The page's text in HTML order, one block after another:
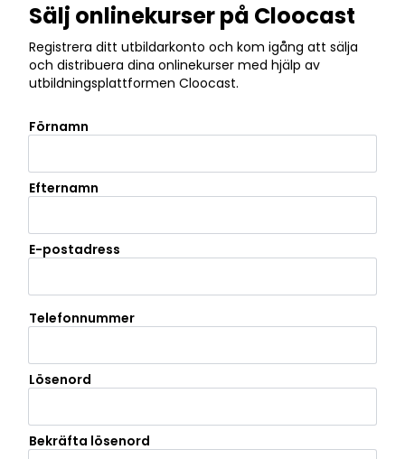
Sälj onlinekurser på Cloocast
Registrera ditt utbildarkonto och kom igång att sälja
och distribuera dina onlinekurser med hjälp av
utbildningsplattformen Cloocast.
Förnamn
Efternamn
E-postadress
Telefonnummer
Lösenord
Bekräfta lösenord